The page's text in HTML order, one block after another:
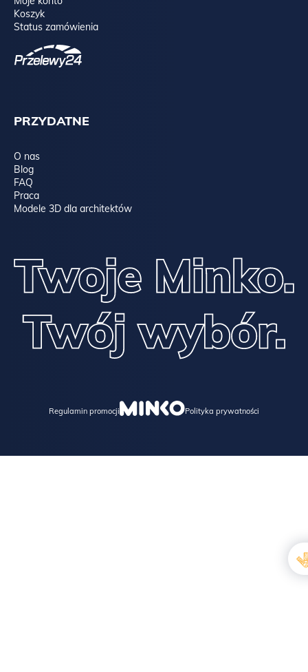
Koszyk
Status zamówienia
PRZYDATNE
O nas
Blog
FAQ
Praca
Modele 3D dla architektów
Regulamin promocji Polityka prywatności